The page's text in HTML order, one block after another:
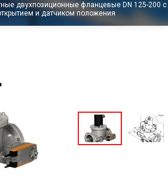
двухпозиционные фланцевые DN 125-200 с
и датчиком положения